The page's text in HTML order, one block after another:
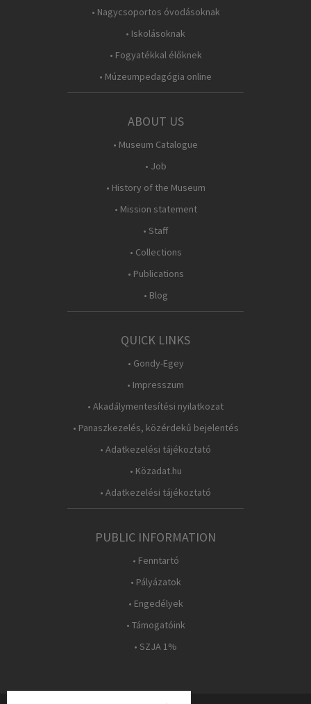
• Nagycsoportos óvodásoknak
• Iskolásoknak
• Fogyatékkal élőknek
• Múzeumpedagógia online
ABOUT US
• Museum Catalogue
• Job
• History of the Museum
• Mission statement
• Staff
• Collections
• Publications
• Blog
QUICK LINKS
• Gondy-Egey
• Impresszum
• Akadálymentesítési nyilatkozat
• Panaszkezelés, közérdekű bejelentés
• Adatkezelési tájékoztató
• Közadat.hu
• Adatkezelési tájékoztató
PUBLIC INFORMATION
• Fenntartó
• Pályázatok
• Engedélyek
• Támogatóink
• SZJA 1%